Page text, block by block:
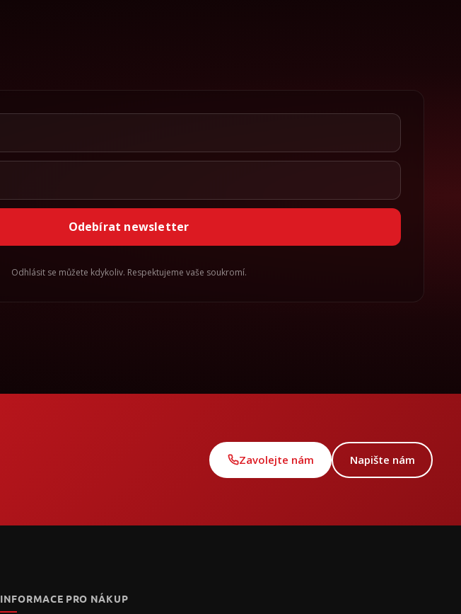
Odebírat newsletter
Odhlásit se můžete kdykoliv. Respektujeme vaše soukromí.
Zavolejte nám Napište nám
INFORMACE PRO NÁKUP